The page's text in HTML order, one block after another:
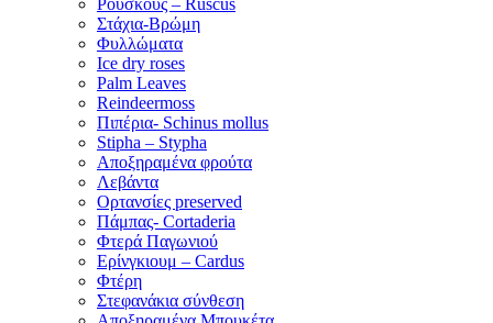
Στάχια-Βρώμη
Φυλλώματα
Ice dry roses
Palm Leaves
Reindeermoss
Πιπέρια- Schinus mollus
Stipha – Stypha
Αποξηραμένα φρούτα
Λεβάντα
Ορτανσίες preserved
Πάμπας- Cortaderia
Φτερά Παγωνιού
Ερίνγκιουμ – Cardus
Φτέρη
Στεφανάκια σύνθεση